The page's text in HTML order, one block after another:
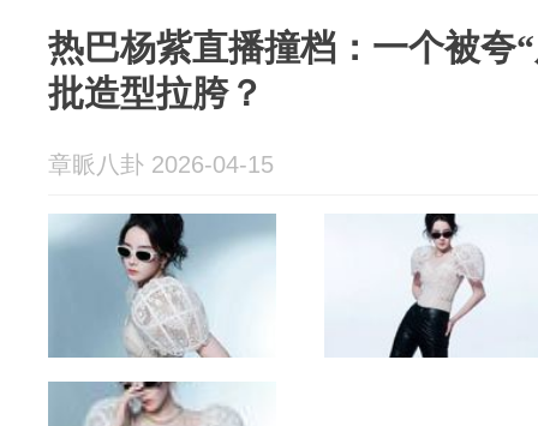
热巴杨紫直播撞档：一个被夸
批造型拉胯？
章眽八卦 2026-04-15